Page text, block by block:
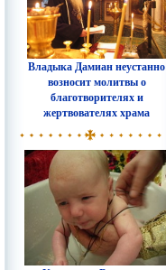
Владыка Дамиан неустанно
возносит молитвы о
благотворителях и
жертвователях храма